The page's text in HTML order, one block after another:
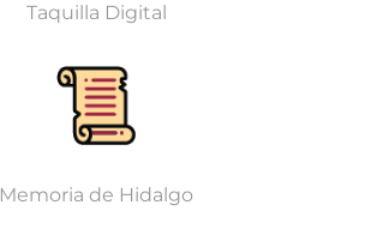
Taquilla Digital
Memoria de Hidalgo